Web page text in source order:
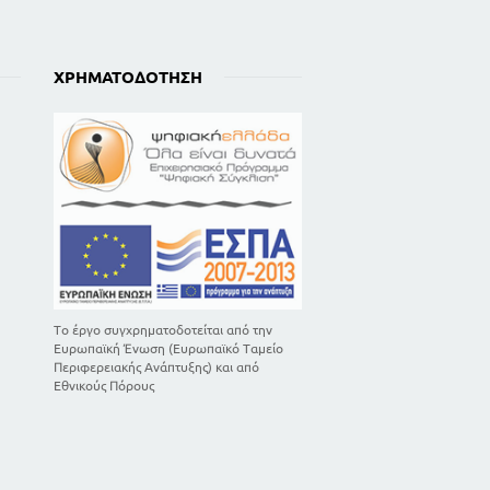
215
220
222
229
236
ΧΡΗΜΑΤΟΔΌΤΗΣΗ
Το έργο συγχρηματοδοτείται από την
Ευρωπαϊκή Ένωση (Ευρωπαϊκό Ταμείο
Περιφερειακής Ανάπτυξης) και από
Εθνικούς Πόρους